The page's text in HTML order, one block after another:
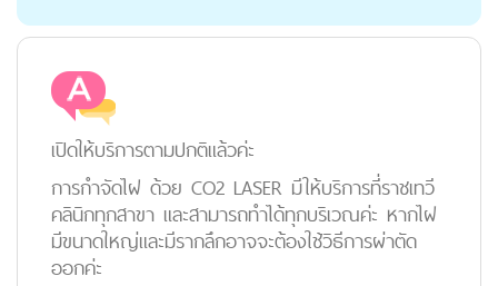
เปิดให้บริการตามปกติแล้วค่ะ
การกำจัดไฝ ด้วย CO2 LASER มีให้บริการที่ราชเทวี
คลินิกทุกสาขา และสามารถทำได้ทุกบริเวณค่ะ หากไฝ
มีขนาดใหญ่และมีรากลึกอาจจะต้องใช้วิธีการผ่าตัด
ออกค่ะ